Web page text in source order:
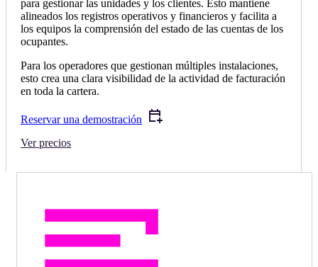
para gestionar las unidades y los clientes. Esto mantiene
alineados los registros operativos y financieros y facilita a
los equipos la comprensión del estado de las cuentas de los
ocupantes.
Para los operadores que gestionan múltiples instalaciones,
esto crea una clara visibilidad de la actividad de facturación
en toda la cartera.
Reservar una demostración
Ver precios